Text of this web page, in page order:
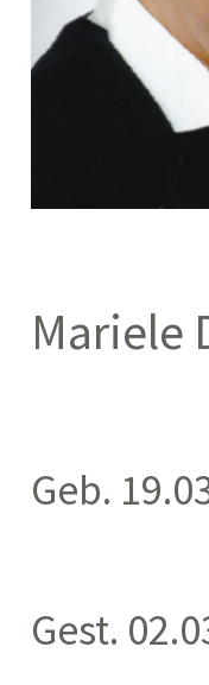
Mariele
Geb.
Gest.